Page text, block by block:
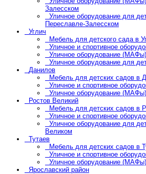
Залесском
Уличное оборудование для
Переславле-Залесском
Углич
Мебель для детского сада в
Уличное и спортивное
Уличное оборудование
Уличное оборудование для
Данилов
Мебель для детских садов в
Уличное и спортивное
Уличное оборудование
Ростов Великий
Мебель для детских садов в
Уличное и спортивное
Уличное оборудование для
Великом
Тутаев
Мебель для детских садов в
Уличное и спортивное
Уличное оборудование
Ярославский район